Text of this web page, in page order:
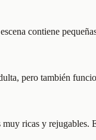
contiene
pero también
ricas y